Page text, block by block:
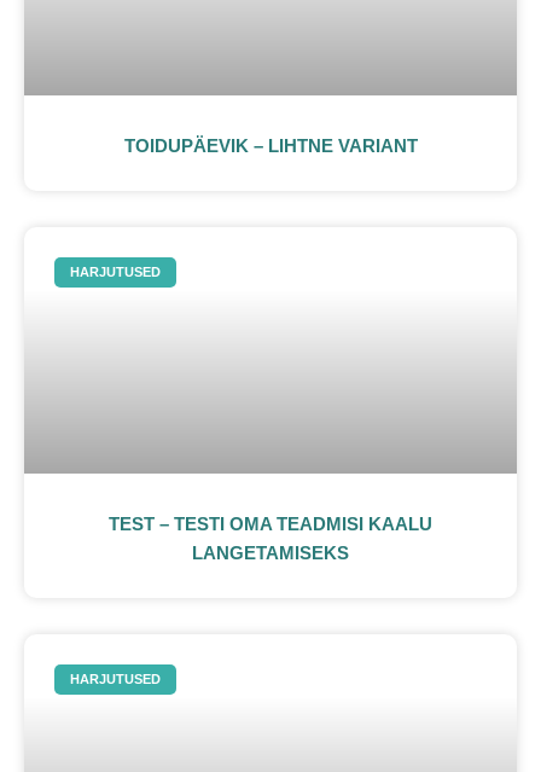
TOIDUPÄEVIK – LIHTNE VARIANT
HARJUTUSED
TEST – TESTI OMA TEADMISI KAALU
LANGETAMISEKS
HARJUTUSED